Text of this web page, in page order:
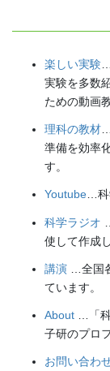
楽しい実験
実験を多数
ための動画
理科の教材
準備を効率
す。
Youtube…科
科学ラジオ
使して作成
講演 …全国
ています。
About …「
子研のプロ
お問い合わ